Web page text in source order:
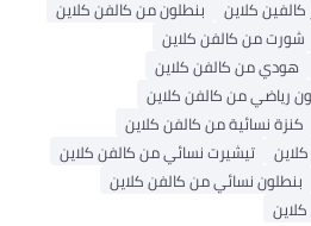
كلاين
بنطلون من كالفن كلاين
شورت من كالفن كلاين
هودي من كالفن كلاين
رياضي من كالفن كلاين
كنزة نسائية من كالفن كلاين
تيشيرت نسائي من كالفن كلاين
بنطلون نسائي من كالفن كلاين